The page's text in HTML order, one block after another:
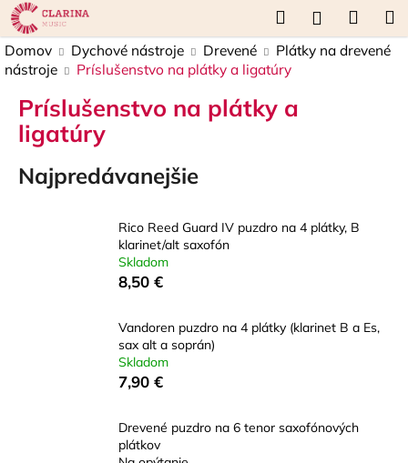
Prejsť
na
obsah
Hľadať
košík
Domov Dychové nástroje Drevené
Plátky na drevené
nástroje
Príslušenstvo na plátky a ligatúry
Príslušenstvo na plátky a
ligatúry
Najpredávanejšie
Rico Reed Guard IV puzdro na 4 plátky, B
klarinet/alt saxofón
Skladom
8,50 €
Vandoren puzdro na 4 plátky (klarinet B a Es,
sax alt a soprán)
Skladom
7,90 €
Drevené puzdro na 6 tenor saxofónových
plátkov
K
o
š
Späť
Späť
Č
o
p
o